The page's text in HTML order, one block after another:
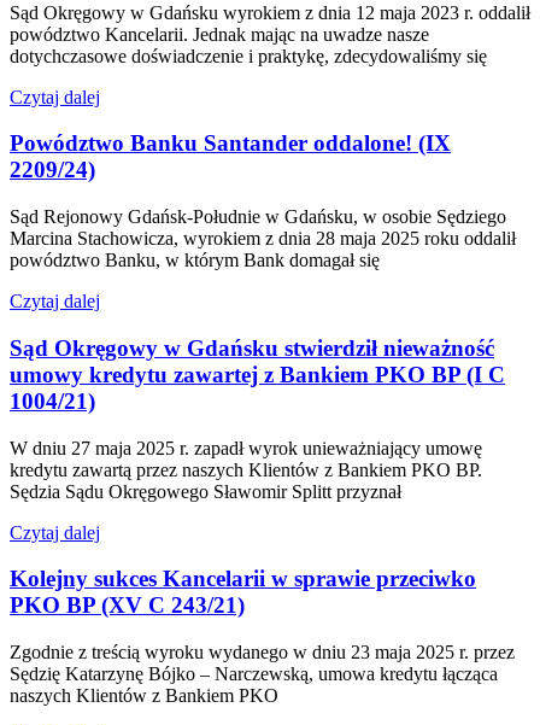
Sąd Okręgowy w Gdańsku wyrokiem z dnia 12 maja 2023 r. oddalił
powództwo Kancelarii. Jednak mając na uwadze nasze
dotychczasowe doświadczenie i praktykę, zdecydowaliśmy się
Czytaj dalej
Powództwo Banku Santander oddalone! (IX
2209/24)
Sąd Rejonowy Gdańsk-Południe w Gdańsku, w osobie Sędziego
Marcina Stachowicza, wyrokiem z dnia 28 maja 2025 roku oddalił
powództwo Banku, w którym Bank domagał się
Czytaj dalej
Sąd Okręgowy w Gdańsku stwierdził nieważność
umowy kredytu zawartej z Bankiem PKO BP (I C
1004/21)
W dniu 27 maja 2025 r. zapadł wyrok unieważniający umowę
kredytu zawartą przez naszych Klientów z Bankiem PKO BP.
Sędzia Sądu Okręgowego Sławomir Splitt przyznał
Czytaj dalej
Kolejny sukces Kancelarii w sprawie przeciwko
PKO BP (XV C 243/21)
Zgodnie z treścią wyroku wydanego w dniu 23 maja 2025 r. przez
Sędzię Katarzynę Bójko – Narczewską, umowa kredytu łącząca
naszych Klientów z Bankiem PKO